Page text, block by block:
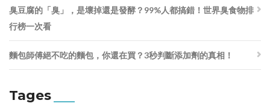
臭豆腐的「臭」，是壞掉還是發酵？99%人都搞錯！世界臭食物排
行榜一次看
麵包師傅絕不吃的麵包，你還在買？3秒判斷添加劑的真相！
Tages